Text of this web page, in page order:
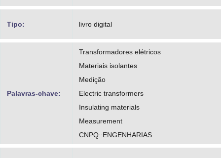
Tipo: livro digital
Palavras-chave:
Transformadores elétricos
Materiais isolantes
Medição
Electric transformers
Insulating materials
Measurement
CNPQ::ENGENHARIAS